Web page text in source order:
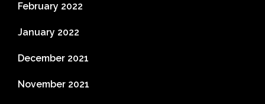
February 2022
January 2022
December 2021
November 2021